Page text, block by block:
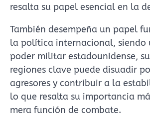
resalta su papel esencial en la
También desempeña un papel
la política internacional, siendo
poder militar estadounidense,
regiones clave puede disuadir
agresores y contribuir a la
lo que resalta su importancia
mera función de combate.